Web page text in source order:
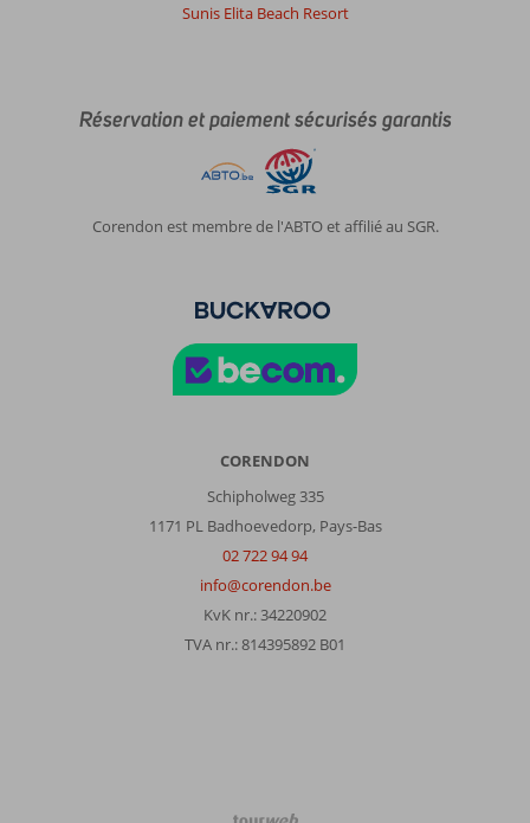
Sunis Elita Beach Resort
Réservation et paiement sécurisés garantis
Corendon est membre de l'ABTO et affilié au SGR.
CORENDON
Schipholweg 335
1171 PL Badhoevedorp, Pays-Bas
02 722 94 94
info@corendon.be
KvK nr.: 34220902
TVA nr.: 814395892 B01